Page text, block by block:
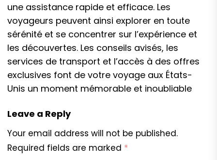
une assistance rapide et efficace. Les
voyageurs peuvent ainsi explorer en toute
sérénité et se concentrer sur l’expérience et
les découvertes. Les conseils avisés, les
services de transport et l’accès à des offres
exclusives font de votre voyage aux États-
Unis un moment mémorable et inoubliable
Leave a Reply
Your email address will not be published.
Required fields are marked *